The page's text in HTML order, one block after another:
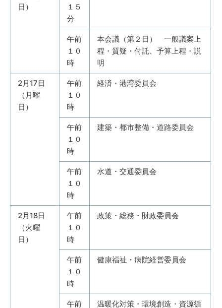
日）
１５
分
午前
１０
時
本会議（第２日） 一般議案上
程・質疑・付託、予算上程・説
明
2月17日
（月曜
日）
午前
１０
時
経済・港湾委員会
午前
１０
時
建築・都市整備・道路委員会
午前
１０
時
水道・交通委員会
2月18日
（火曜
日）
午前
１０
時
政策・総務・財政委員会
午前
１０
時
健康福祉・病院経営委員会
午前
温暖化対策・環境創造・資源循